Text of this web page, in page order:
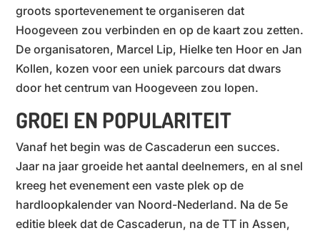
groots sportevenement te organiseren dat
Hoogeveen zou verbinden en op de kaart zou zetten.
De organisatoren, Marcel Lip, Hielke ten Hoor en Jan
Kollen, kozen voor een uniek parcours dat dwars
door het centrum van Hoogeveen zou lopen.
GROEI EN POPULARITEIT
Vanaf het begin was de Cascaderun een succes.
Jaar na jaar groeide het aantal deelnemers, en al snel
kreeg het evenement een vaste plek op de
hardloopkalender van Noord-Nederland. Na de 5e
editie bleek dat de Cascaderun, na de TT in Assen,